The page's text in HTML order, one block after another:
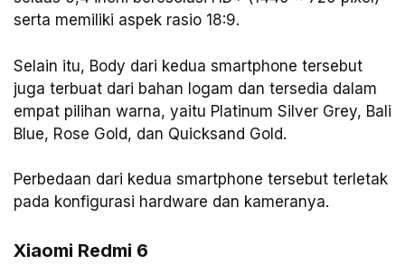
serta memiliki aspek rasio 18:9.
Selain itu, Body dari kedua smartphone tersebut
juga terbuat dari bahan logam dan tersedia dalam
empat pilihan warna, yaitu Platinum Silver Grey, Bali
Blue, Rose Gold, dan Quicksand Gold.
Perbedaan dari kedua smartphone tersebut terletak
pada konfigurasi hardware dan kameranya.
Xiaomi Redmi 6